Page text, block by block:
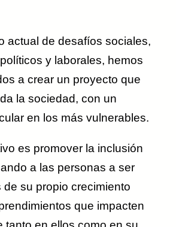
actual de desafíos sociales,
y laborales, hemos
a crear un proyecto que
la sociedad, con un
en los más vulnerables.
es promover la inclusión
a las personas a ser
de su propio crecimiento
que impacten